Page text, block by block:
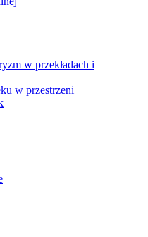
w przekładach i
w przestrzeni